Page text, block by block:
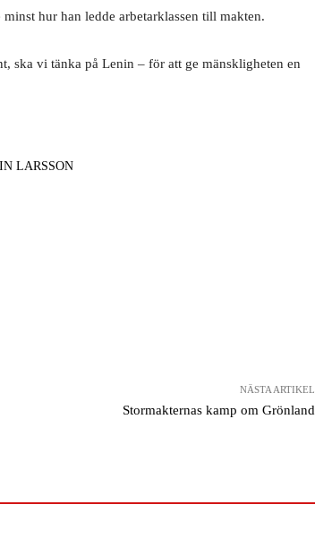
hur han ledde arbetarklassen till makten.
ska vi tänka på Lenin – för att ge mänskligheten en
LARSSON
NÄSTA ARTIKEL
Stormakternas kamp om Grönland